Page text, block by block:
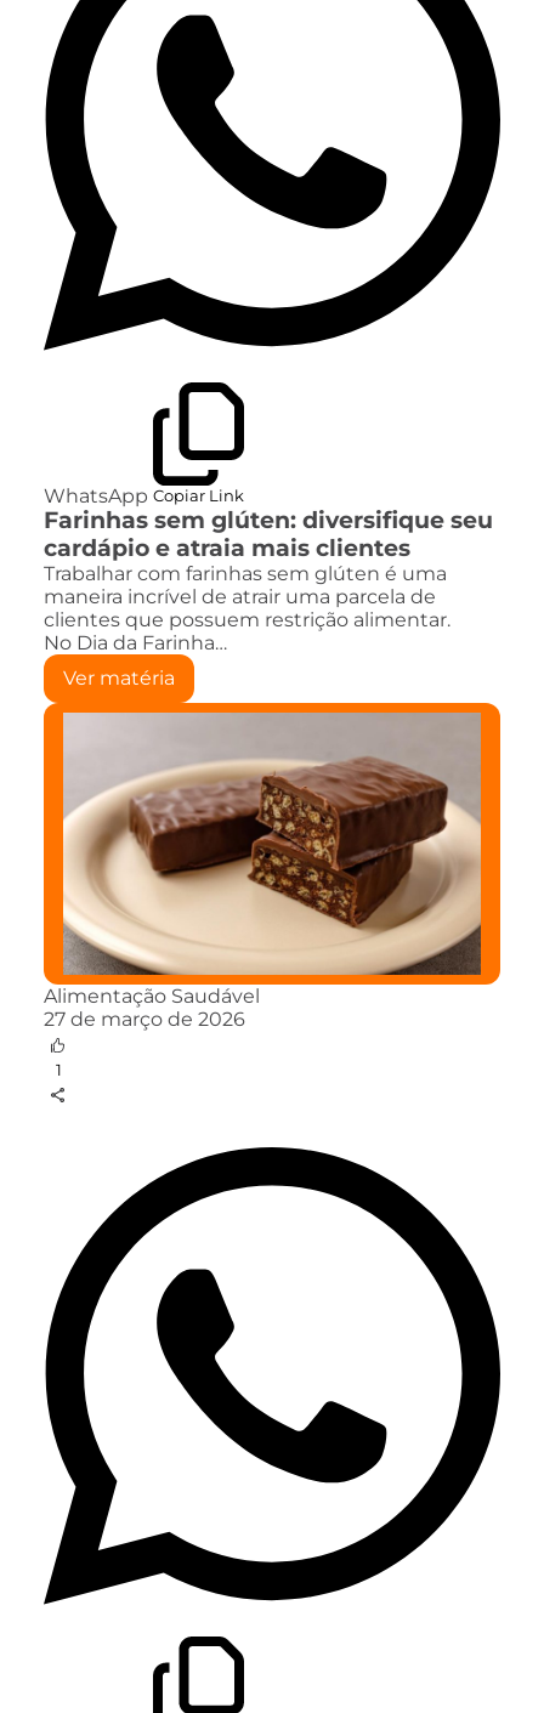
WhatsApp Copiar Link
Farinhas sem glúten: diversifique seu
cardápio e atraia mais clientes
Trabalhar com farinhas sem glúten é uma
maneira incrível de atrair uma parcela de
clientes que possuem restrição alimentar.
No Dia da Farinha…
Ver matéria
Alimentação Saudável
27 de março de 2026
1